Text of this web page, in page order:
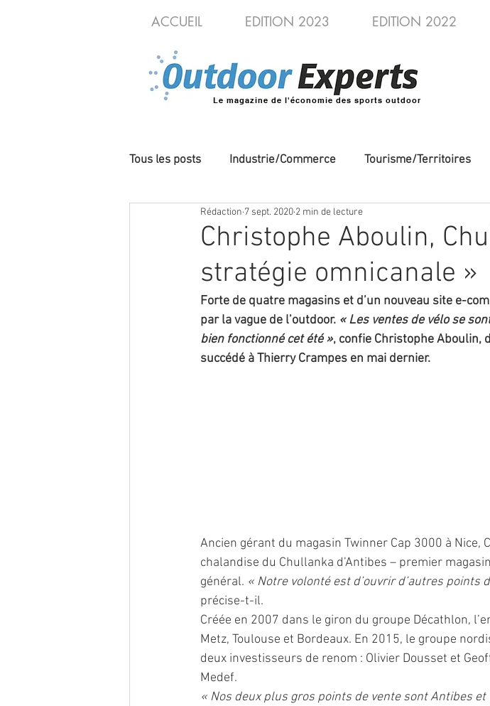
ACCUEIL EDITION 2023 EDITION 2022
Le magazine de l'économie des sports outdoor
Tous les posts Industrie/Commerce Tourisme/Territoires
Cycles/VAE Produits/Nouveautés
Christophe Aboulin,
stratégie omnicanale »
Rédaction 7 sept. 2020 2 min de lecture
Forte de quatre magasins et d’un nouveau site e-
par la vague de l’outdoor. « Les ventes de vélo se
bien fonctionné cet été », confie Christophe Aboulin,
succédé à Thierry Crampes en mai dernier.
Ancien gérant du magasin Twinner Cap 3000 à
chalandise du Chullanka d’Antibes – premier
général. « Notre volonté est d’ouvrir d’autres
précise-t-il.
Créée en 2007 dans le giron du groupe Décathlon,
Metz, Toulouse et Bordeaux. En 2015, le groupe
deux investisseurs de renom : Olivier Dousset et
Medef.
« Nos deux plus gros points de vente sont Antibes